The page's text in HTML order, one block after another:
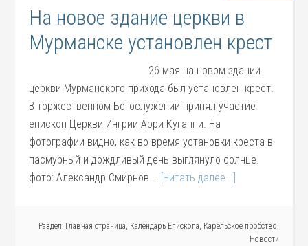
На новое здание церкви в
Мурманске установлен крест
26 мая на новом здании
церкви Мурманского прихода был установлен крест.
В торжественном Богослужении принял участие
епископ Церкви Ингрии Арри Кугаппи. На
фотографии видно, как во время установки креста в
пасмурный и дождливый день выглянуло солнце.
фото: Александр Смирнов … [Читать далее...]
Раздел: Главная страница, Календарь Епископа, Карельское пробство,
Новости